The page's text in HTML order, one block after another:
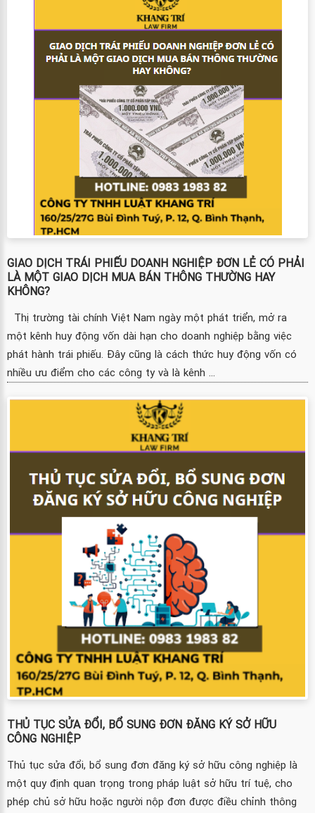
GIAO DỊCH TRÁI PHIẾU DOANH NGHIỆP ĐƠN LẺ CÓ PHẢI
LÀ MỘT GIAO DỊCH MUA BÁN THÔNG THƯỜNG HAY
KHÔNG?
Thị trường tài chính Việt Nam ngày một phát triển, mở ra
một kênh huy động vốn dài hạn cho doanh nghiệp bằng việc
phát hành trái phiếu. Đây cũng là cách thức huy động vốn có
nhiều ưu điểm cho các công ty và là kênh ...
THỦ TỤC SỬA ĐỔI, BỔ SUNG ĐƠN ĐĂNG KÝ SỞ HỮU
CÔNG NGHIỆP
Thủ tục sửa đổi, bổ sung đơn đăng ký sở hữu công nghiệp là
một quy định quan trọng trong pháp luật sở hữu trí tuệ, cho
phép chủ sở hữu hoặc người nộp đơn được điều chỉnh thông